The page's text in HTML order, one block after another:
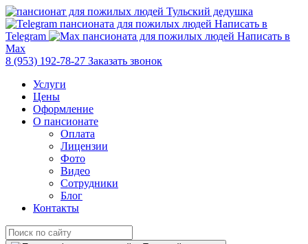
Написать в
Telegram
Написать в
Max
8 (953) 192-78-27 Заказать звонок
Услуги
Цены
Оформление
О пансионате
Оплата
Лицензии
Фото
Видео
Сотрудники
Блог
Контакты